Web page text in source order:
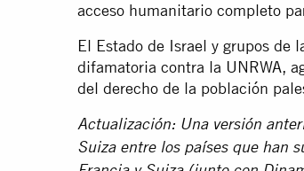
acceso humanitario completo
El Estado de Israel y grupos de
difamatoria contra la UNRWA,
del derecho de la población
Actualización: Una versión
Suiza entre los países que han